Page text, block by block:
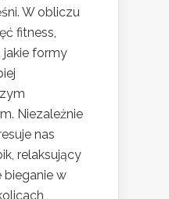
W obliczu
fitness,
formy
Niezależnie
nas
relaksujący
bieganie w